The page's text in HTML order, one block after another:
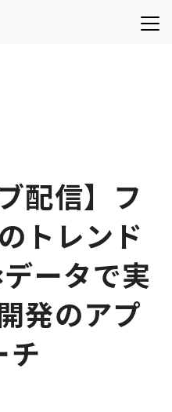
配信】フ
トレンド
ータで実
発のアプ
チ